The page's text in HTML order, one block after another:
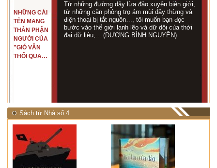
NHỮNG CÁI
TÊN MANG
THÂN PHẬN
NGƯỜI CỦA
"GIÓ VẪN
THỔI QUA
Từ những đường dây lừa đảo xuyên biên giới,
từ những căn phòng trọ ám mùi dây thừng và
điện thoại bị tắt nguồn…, tôi muốn bạn đọc
bước vào thế giới lạnh lẽo và dữ dội của thời
đại dữ liệu,... (DƯƠNG BÌNH NGUYÊN)
Sách từ Nhà số 4